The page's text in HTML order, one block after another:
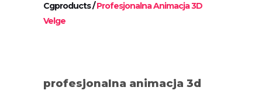
Cgproducts/Profesjonalna Animacja 3D
Velge
profesjonalna animacja 3d